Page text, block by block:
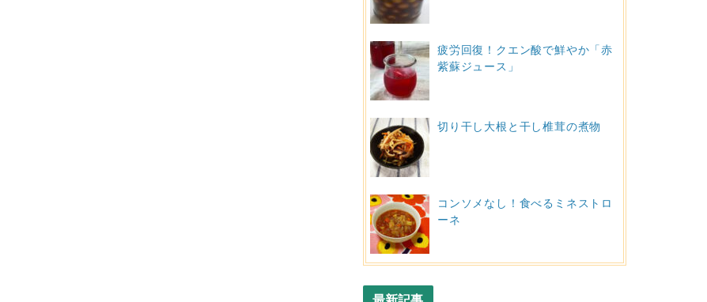
疲労回復！クエン酸で鮮やか「赤
紫蘇ジュース」
切り干し大根と干し椎茸の煮物
コンソメなし！食べるミネストロ
ーネ